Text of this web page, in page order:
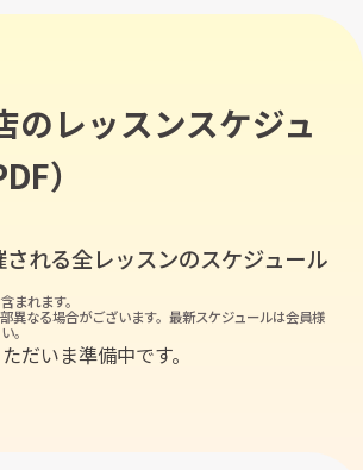
のレッスンスケジュ
）
される全レッスンのスケジュール
まれます。
異なる場合がございます。最新スケジュールは会員様
。
ただいま準備中です。